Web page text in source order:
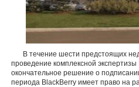
В течение шести предстоящих
проведение комплексной
окончательное решение о
периода BlackBerry имеет право на